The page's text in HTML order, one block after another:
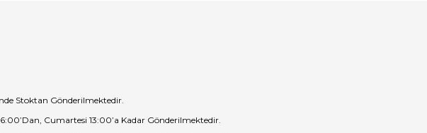
Stoktan Gönderilmektedir.
Cumartesi 13:00’a Kadar Gönderilmektedir.